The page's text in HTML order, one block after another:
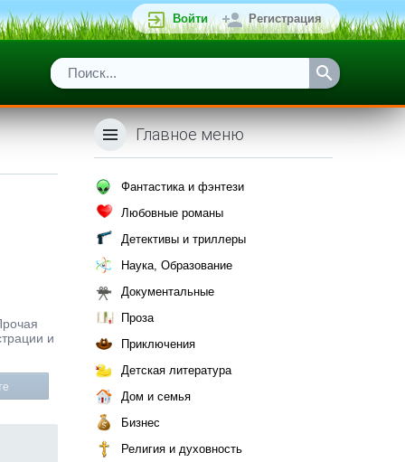
Войти Регистрация
и
Главное меню
Фантастика и фэнтези
Любовные романы
Детективы и триллеры
Наука, Образование
Документальные
Проза
Приключения
Детская литература
Дом и семья
Бизнес
Религия и духовность